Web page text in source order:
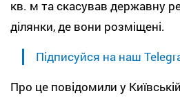
кв. м та скасував державну
ділянки, де вони розміщені.
Підписуйся на наш
Про це повідомили у